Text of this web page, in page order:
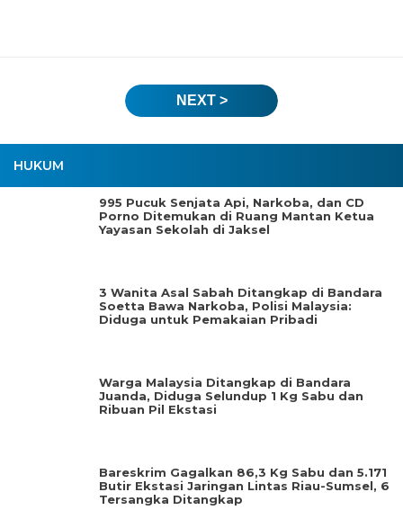
HUKUM
995 Pucuk Senjata Api, Narkoba, dan CD
Porno Ditemukan di Ruang Mantan Ketua
Yayasan Sekolah di Jaksel
3 Wanita Asal Sabah Ditangkap di Bandara
Soetta Bawa Narkoba, Polisi Malaysia:
Diduga untuk Pemakaian Pribadi
Warga Malaysia Ditangkap di Bandara
Juanda, Diduga Selundup 1 Kg Sabu dan
Ribuan Pil Ekstasi
Bareskrim Gagalkan 86,3 Kg Sabu dan 5.171
Butir Ekstasi Jaringan Lintas Riau-Sumsel, 6
Tersangka Ditangkap
NEXT >